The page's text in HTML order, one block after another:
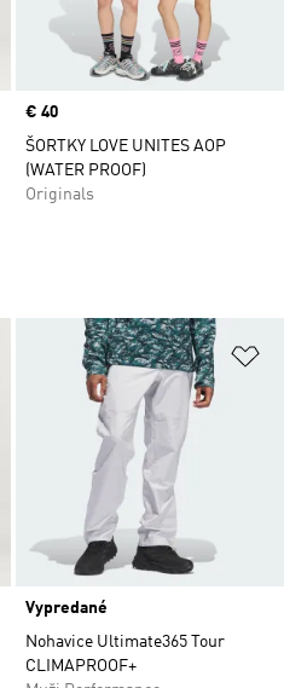
Price
€ 40
ŠORTKY LOVE UNITES AOP
(WATER PROOF)
Originals
Pridať do zoznamu želaných
Vypredané
Nohavice Ultimate365 Tour
CLIMAPROOF+